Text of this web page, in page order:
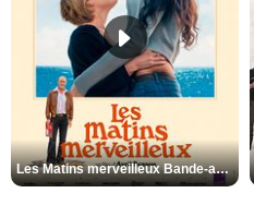
Les Matins merveilleux Bande-annonce VF